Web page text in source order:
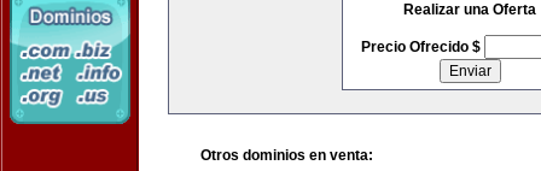
Realizar una Oferta
Precio Ofrecido $
Otros dominios en venta: